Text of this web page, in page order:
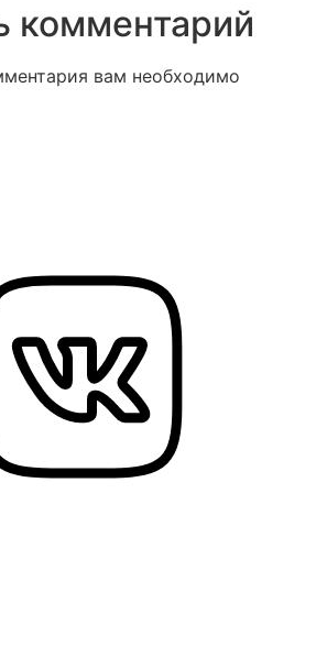
комментарий
вам необходимо